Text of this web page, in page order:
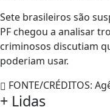
Sete brasileiros são
PF chegou a analisar
criminosos discutiam
poderiam usar.
FONTE/CRÉDITOS:
+ Lidas